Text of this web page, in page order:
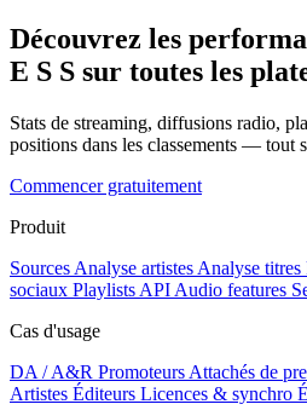
Découvrez les
E S S sur toutes les
Stats de streaming, diffusions radio,
positions dans les classements — tout
Commencer gratuitement
Produit
Sources Analyse artistes Analyse titres
sociaux Playlists API Audio features
Cas d'usage
DA / A&R Promoteurs Attachés de
Artistes Éditeurs Licences & synchro